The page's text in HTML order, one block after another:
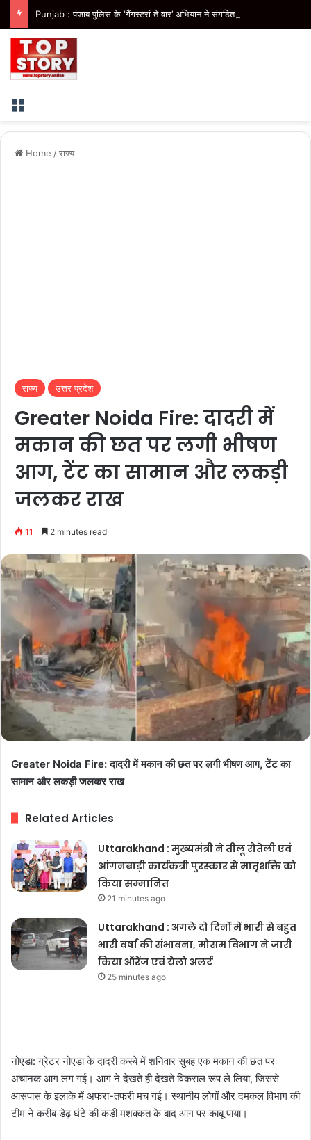
Menu
Home /राज्य
राज्य उत्तर प्रदेश
Greater Noida Fire: दादरी में
मकान की छत पर लगी भीषण
आग, टेंट का सामान और लकड़ी
जलकर राख
11 2 minutes read
Greater Noida Fire: दादरी में मकान की छत पर लगी भीषण आग, टेंट का
सामान और लकड़ी जलकर राख
Related Articles
Uttarakhand : मुख्यमंत्री ने तीलू रौतेली एवं
आंगनबाड़ी कार्यकत्री पुरस्कार से मातृशक्ति को
किया सम्मानित
21 minutes ago
Uttarakhand : अगले दो दिनों में भारी से बहुत
भारी वर्षा की संभावना, मौसम विभाग ने जारी
किया ऑरेंज एवं येलो अलर्ट
25 minutes ago
नोएडा: ग्रेटर नोएडा के दादरी कस्बे में शनिवार सुबह एक मकान की छत पर
अचानक आग लग गई। आग ने देखते ही देखते विकराल रूप ले लिया, जिससे
आसपास के इलाके में अफरा-तफरी मच गई। स्थानीय लोगों और दमकल विभाग की
टीम ने करीब डेढ़ घंटे की कड़ी मशक्कत के बाद आग पर काबू पाया।